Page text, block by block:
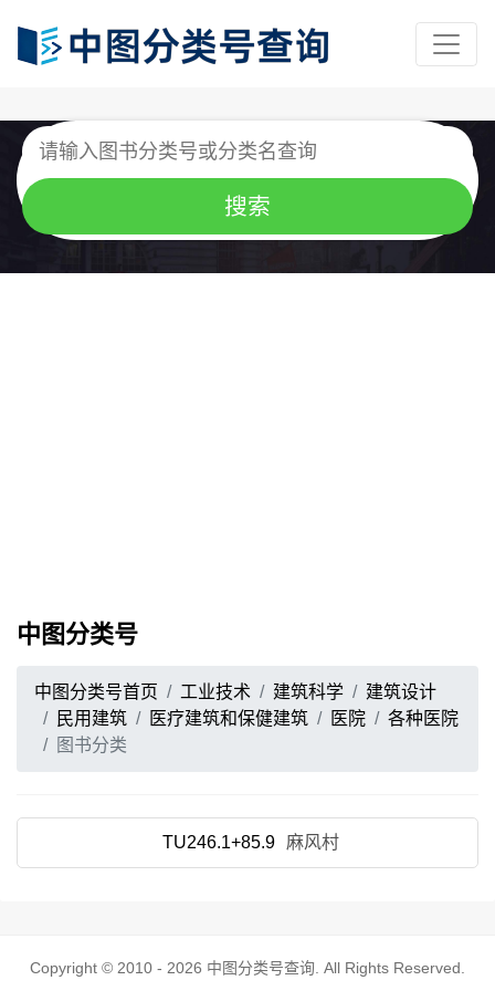
中图分类号
中图分类号首页 工业技术 建筑科学
建筑设计
民用建筑
医疗建筑和保健建筑 医院
各种医院
图书分类
TU246.1+85.9 麻风村
Copyright © 2010 - 2026 中图分类号查询 . All Rights Reserved.